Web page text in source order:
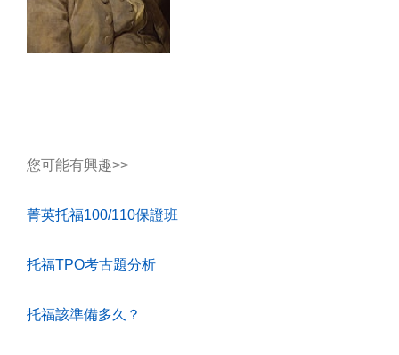
您可能有興趣>>
菁英托福100/110保證班
托福TPO考古題分析
托福該準備多久？